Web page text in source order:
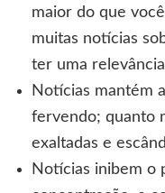
maior do que
muitas notícias
ter uma
Notícias mantém
fervendo; quanto
exaltadas e
Notícias inibem o